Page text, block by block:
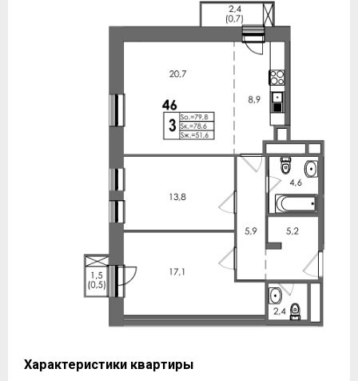
Характеристики квартиры